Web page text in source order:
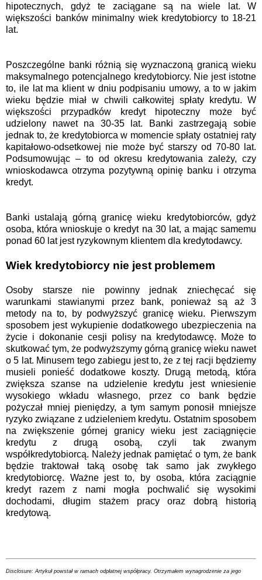
hipotecznych, gdyż te zaciągane są na wiele lat. W
większości banków minimalny wiek kredytobiorcy to 18-21
lat.
Poszczególne banki różnią się wyznaczoną granicą wieku
maksymalnego potencjalnego kredytobiorcy. Nie jest istotne
to, ile lat ma klient w dniu podpisaniu umowy, a to w jakim
wieku będzie miał w chwili całkowitej spłaty kredytu. W
większości przypadków kredyt hipoteczny może być
udzielony nawet na 30-35 lat. Banki zastrzegają sobie
jednak to, że kredytobiorca w momencie spłaty ostatniej raty
kapitałowo-odsetkowej nie może być starszy od 70-80 lat.
Podsumowując – to od okresu kredytowania zależy, czy
wnioskodawca otrzyma pozytywną opinię banku i otrzyma
kredyt.
Banki ustalają górną granicę wieku kredytobiorców, gdyż
osoba, która wnioskuje o kredyt na 30 lat, a mając samemu
ponad 60 lat jest ryzykownym klientem dla kredytodawcy.
Wiek kredytobiorcy nie jest problemem
Osoby starsze nie powinny jednak zniechęcać się
warunkami stawianymi przez bank, ponieważ są aż 3
metody na to, by podwyższyć granicę wieku. Pierwszym
sposobem jest wykupienie dodatkowego ubezpieczenia na
życie i dokonanie cesji polisy na kredytodawcę. Może to
skutkować tym, że podwyższymy górną granicę wieku nawet
o 5 lat. Minusem tego zabiegu jest to, że z tej racji będziemy
musieli ponieść dodatkowe koszty. Drugą metodą, która
zwiększa szanse na udzielenie kredytu jest wniesienie
wysokiego wkładu własnego, przez co bank będzie
pożyczał mniej pieniędzy, a tym samym ponosił mniejsze
ryzyko związane z udzieleniem kredytu. Ostatnim sposobem
na zwiększenie górnej granicy wieku jest zaciągnięcie
kredytu z drugą osobą, czyli tak zwanym
współkredytobiorcą. Należy jednak pamiętać o tym, że bank
będzie traktował taką osobę tak samo jak zwykłego
kredytobiorcę. Ważne jest to, by osoba, która zaciągnie
kredyt razem z nami mogła pochwalić się wysokimi
dochodami, długim stażem pracy oraz dobrą historią
kredytową.
Disclosure: Artykuł powstał w ramach odpłatnej współpracy. Otrzymałem wynagrodzenie za jego